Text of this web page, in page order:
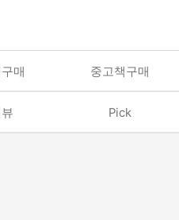
매 중고책구매
Pick